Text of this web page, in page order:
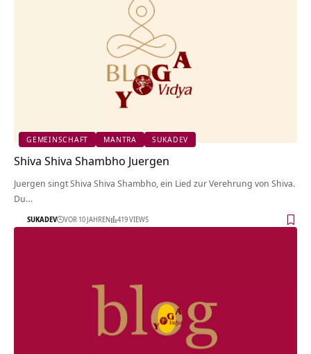
GEMEINSCHAFT MANTRA SUKADEV
Shiva Shiva Shambho Juergen
Juergen singt Shiva Shiva Shambho, ein Lied zur Verehrung von Shiva.
Du…
SUKADEV VOR 10 JAHREN 419 VIEWS